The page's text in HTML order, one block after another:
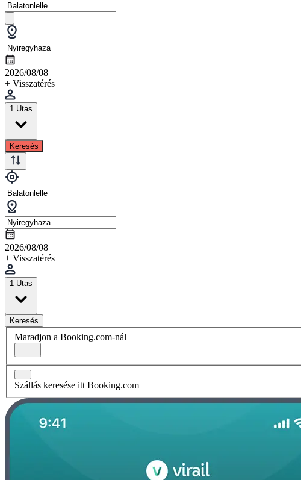
2026/08/08
+ Visszatérés
1 Utas
Keresés
2026/08/08
+ Visszatérés
1 Utas
Keresés
Maradjon a Booking.com-nál
Szállás keresése itt Booking.com